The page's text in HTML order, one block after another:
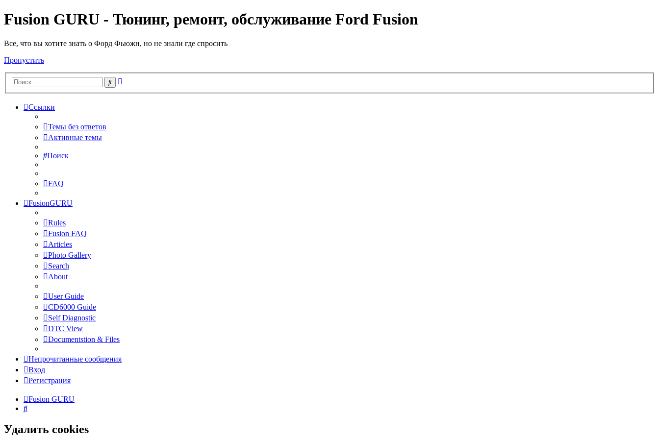
Fusion GURU - Тюнинг, ремонт, обслуживание Ford Fusion
Все, что вы хотите знать о Форд Фьюжн, но не знали где спросить
Пропустить
Поиск
Ссылки
Темы без ответов
Активные темы
Поиск
FAQ
FusionGURU
Rules
Fusion FAQ
Articles
Photo Gallery
Search
About
User Guide
CD6000 Guide
Self Diagnostic
DTC View
Documentstion & Files
Непрочитанные сообщения
Вход
Регистрация
Fusion GURU
Поиск
Удалить cookies